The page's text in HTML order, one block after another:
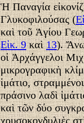
Ἡ Παναγία
Γλυκοφιλούσας (
καὶ τοῦ Ἁγίου
Εἰκ. 9καὶ13).
οἱ Ἀρχάγγελοι
μικρογραφικὴ
ἱμάτιο,
πράσινο λαδὶ
καὶ τῶν δύο
χρυσοκονδυλιὲς